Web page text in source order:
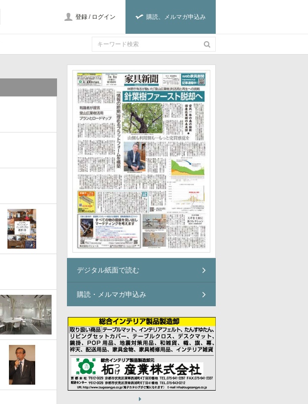
購読、メルマガ申込み
登録 / ログイン
デジタル紙面で読む
購読・メルマガ申込み